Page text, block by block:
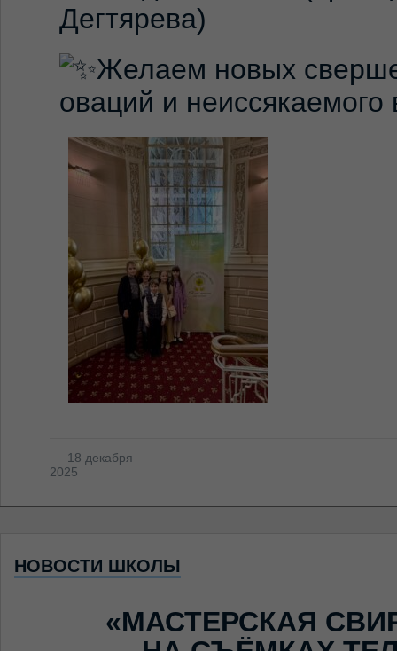
Дегтярева)
Желаем новых
оваций и неиссякаемого
18 декабря
2025
НОВОСТИ ШКОЛЫ
«МАСТЕРСКАЯ